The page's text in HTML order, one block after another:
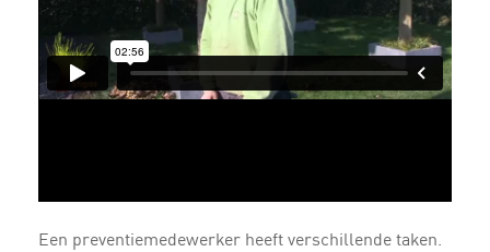
Een preventiemedewerker heeft verschillende taken.